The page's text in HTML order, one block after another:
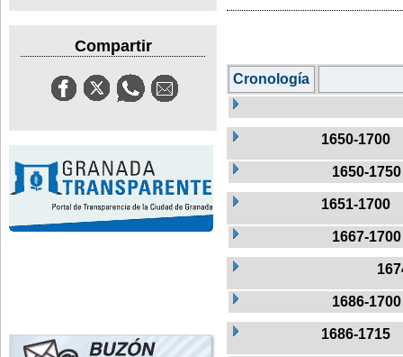
Compartir
Cronología
1650-1700
1650-1750
1651-1700
1667-1700
1686-1700
1686-1715